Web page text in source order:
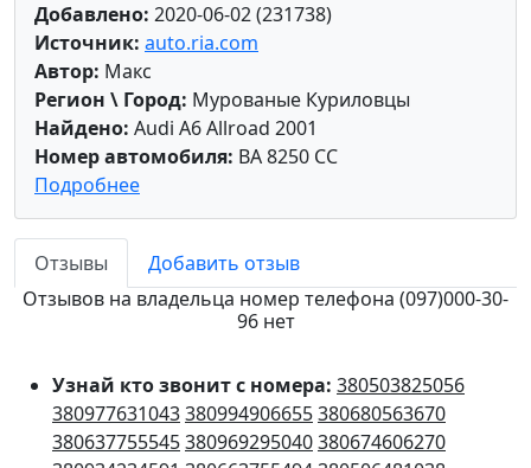
Добавлено: 2020-06-02 (231738)
Источник: auto.ria.com
Автор: Макс
Регион \ Город: Мурованые Куриловцы
Найдено: Audi A6 Allroad 2001
Номер автомобиля: BA 8250 CC
Подробнее
Отзывы
Добавить отзыв
Отзывов на владельца номер телефона (097)000-30-
96 нет
Узнай кто звонит с номера: 380503825056
380977631043380994906655380680563670
380637755545380969295040380674606270